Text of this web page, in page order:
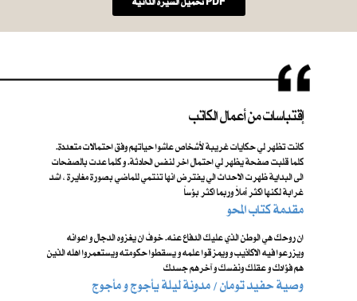
إقتباسات من أعمال الكاتب
كانت تظهر لي حكايات غريبة لأشخاص عاشوا حياتهم وفق احتمالات متعددة.
كلما قلبت صفحة يظهر لي احتمال اخر لنفس الحادثة. و كلما عدت بالصفحات
الى البداية ظهرت الاحداث الي يفترض انها تنتمي للماضي بصورة مغايرة ، اشد
غرابة لكنها اكثر أملاً وربما اكثر بؤساً
مقدمة كتاب المحو
ان روحك هي الوطن الذي عليك الدفاع عنه. خوفَ ان يغزوه الدجال و اعوانه
ويزرعوا فيه الاكاذيب و ويمزقوا علمه و يسقطوا حكومته ويستعمروا اهله الذين
هم فؤادك و عقلك ونفسك و آخرهم جسدك
​ وصية حفيد تومان / مدونة ليلة يأجوج و مأجوج